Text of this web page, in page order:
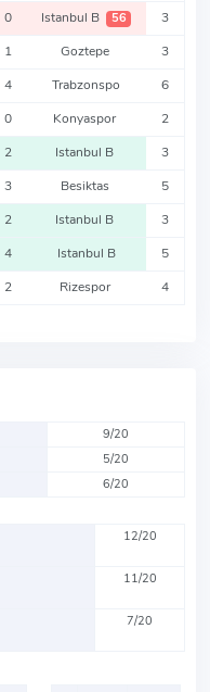
0 Istanbul B 56 3
1 Goztepe 3
4 Trabzonspo 6
0 Konyaspor 2
2 Istanbul B 3
3 Besiktas 5
2 Istanbul B 3
4 Istanbul B 5
2 Rizespor 4
9/20
5/20
6/20
12/20
11/20
7/20